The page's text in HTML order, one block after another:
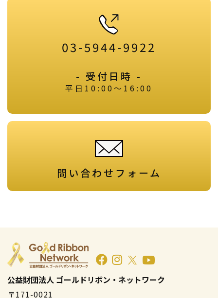
03-5944-9922
- 受付日時 -
平日10:00～16:00
問い合わせフォーム
公益財団法人 ゴールドリボン・ネットワーク
〒171-0021